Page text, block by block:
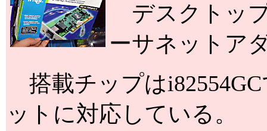
デスクトッ
ーサネットア
搭載チップは
ットに対応している。